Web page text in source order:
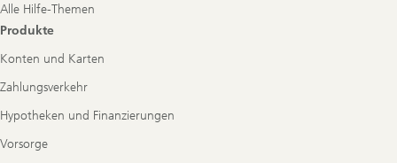
Alle Hilfe-Themen
Produkte
Konten und Karten
Zahlungsverkehr
Hypotheken und Finanzierungen
Vorsorge